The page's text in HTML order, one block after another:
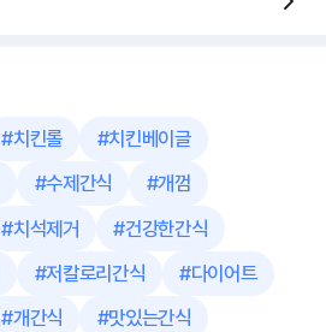
#치킨롤 #치킨베이글
#수제간식 #개껌
#치석제거 #건강한간식
#저칼로리간식 #다이어트
#개간식 #맛있는간식